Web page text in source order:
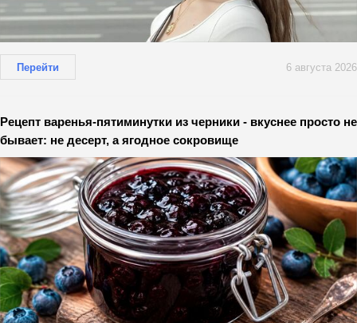
Перейти 6 августа 2026
Рецепт варенья-пятиминутки из черники - вкуснее просто не
бывает: не десерт, а ягодное сокровище